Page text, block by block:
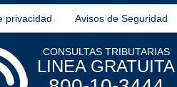
privacidad Avisos de Seguridad
CONSULTAS TRIBUTARIAS
LINEA GRATUITA